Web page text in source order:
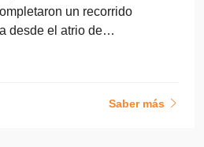
un recorrido
desde el atrio de…
Saber más